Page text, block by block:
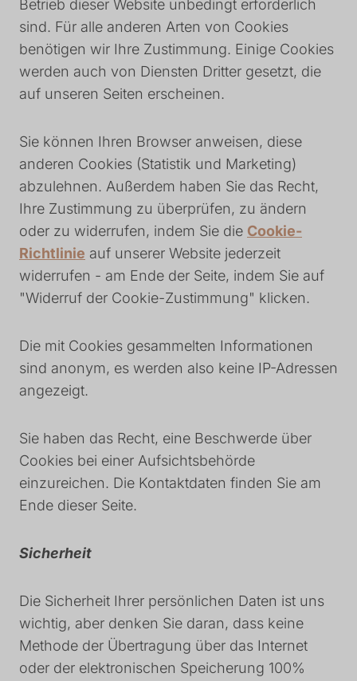
Betrieb dieser Website unbedingt erforderlich
sind. Für alle anderen Arten von Cookies
benötigen wir Ihre Zustimmung. Einige Cookies
werden auch von Diensten Dritter gesetzt, die
auf unseren Seiten erscheinen.
Sie können Ihren Browser anweisen, diese
anderen Cookies (Statistik und Marketing)
abzulehnen. Außerdem haben Sie das Recht,
Ihre Zustimmung zu überprüfen, zu ändern
oder zu widerrufen, indem Sie die Cookie-
Richtlinie auf unserer Website jederzeit
widerrufen - am Ende der Seite, indem Sie auf
"Widerruf der Cookie-Zustimmung" klicken.
Die mit Cookies gesammelten Informationen
sind anonym, es werden also keine IP-Adressen
angezeigt.
Sie haben das Recht, eine Beschwerde über
Cookies bei einer Aufsichtsbehörde
einzureichen. Die Kontaktdaten finden Sie am
Ende dieser Seite.
Sicherheit
Die Sicherheit Ihrer persönlichen Daten ist uns
wichtig, aber denken Sie daran, dass keine
Methode der Übertragung über das Internet
oder der elektronischen Speicherung 100%